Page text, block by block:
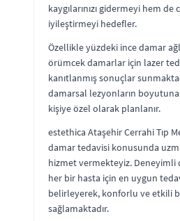
kaygılarınızı gidermeyi hem de
iyileştirmeyi hedefler.
Özellikle yüzdeki ince damar
örümcek damarlar için lazer
kanıtlanmış sonuçlar
damarsal lezyonların
kişiye özel olarak planlanır.
estethica Ataşehir Cerrahi Tıp
damar tedavisi konusunda
hizmet vermekteyiz. Deneyimli
her bir hasta için en uygun
belirleyerek, konforlu ve etkili
sağlamaktadır.